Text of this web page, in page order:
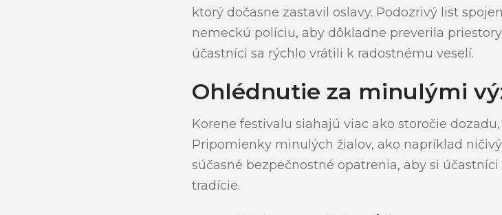
ktorý dočasne zastavil oslavy. Podozrivý list
nemeckú políciu, aby dôkladne preverila
účastníci sa rýchlo vrátili k radostnému veselí.
Ohlédnutie za minulými
Korene festivalu siahajú viac ako storočie
Pripomienky minulých žialov, ako napríklad
súčasné bezpečnostné opatrenia, aby si
tradície.